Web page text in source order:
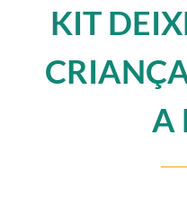
KIT
A